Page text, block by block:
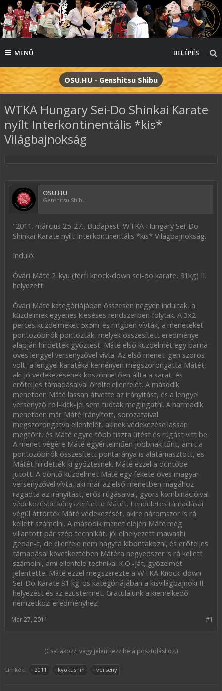
MENÜ BELÉPÉS
OSU.HU - Genshitsu Shibu
WTKA Hungary Sei-Do Shinkai Karate
nyílt Interkontinentális *kis*
Világbajnokság
OSU.HU
Genshitsu Shibu
"2011. március 25-27., Budapest: WTKA Hungary Sei-Do
Shinkai Karate nyílt Interkontinentális *kis* Világbajnokság.
Induló:
Óvári Máté 2. kyu (férfi knock-down sei-do karate, 91kg) II.
helyezett
Óvári Máté kategóriájában összesen négyen indultak, a
küzdelmek egyenes kieséses rendszerben folytak. A 3x2
perces küzdelmeket 5x5m-es ringben vívták, a meneteket
pontozóbírók pontozták, melyek összesített eredménye
alapján hirdettek győztest. Máté első küzdelmét egy barna
öves lengyel versenyzővel vívta. Az első menet igen szoros
volt, a lengyel karatéka keményen megszorongatta Mátét,
aki jó védekezésének köszönhetően állta a sarat, és
erőteljes támadásaival őrölte ellenfelét. A második
menetben Máté lassan átvette az irányítást, és a lengyel
versenyző roll-kick-jei sem tudták megingatni. A harmadik
menetben már Máté irányított, sorozataival
megszorongatva ellenfelét, akinek védekezése lassan
megtört, és Máté egyre több tiszta ütést és rúgást vitt be.
A menet végére Máté egyértelműen jobbnak tűnt, amit a
pontozóbírók összesített pontaránya is alátámasztott, és
Mátét hirdették ki győztesnek. Máté ezzel a döntőbe
jutott. A döntő küzdelmet Máté egy fekete öves magyar
versenyzővel vívta, aki már az első menetben magához
ragadta az irányítást, erős rúgásaival, gyors kombinációival
védekezésbe kényszerítette Mátét. Lendületes támadásai
végül áttörték Máté védekezését, akire háromszor is rá
kellett számolni. A második menet elején Máté még
villantott pár szép technikát, jól elhelyezett mawashi
gedan-t, de ellenfele nem hagyta kibontakozni, és erőteljes
támadásai következtében Mátéra negyedszer is rá kellett
számolni, ami ellenfele technikai K.O.-ját, győzelmét
jelentette. Máté ezzel megszerezte a WTKA Knock-down
Sei-Do Karate 91 kg-os kategóriájában a kisvilágbajnoki II.
helyezést és az ezüstérmet. Gratulálunk a kiemelkedő
nemzetközi eredményhez!
#1
Mar 27, 2011
(Csatlakozz, vagy jelentkezz be a posztoláshoz.)
Címkék: 2011 kyokushin verseny